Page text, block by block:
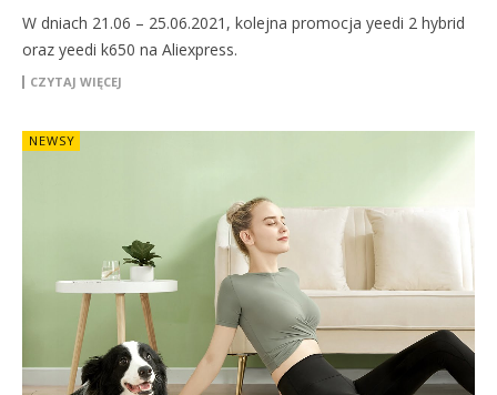
W dniach 21.06 – 25.06.2021, kolejna promocja yeedi 2 hybrid
oraz yeedi k650 na Aliexpress.
CZYTAJ WIĘCEJ
NEWSY